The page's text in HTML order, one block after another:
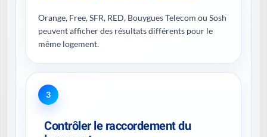
Orange, Free, SFR, RED, Bouygues Telecom ou Sosh
peuvent afficher des résultats différents pour le
même logement.
3
Contrôler le raccordement du